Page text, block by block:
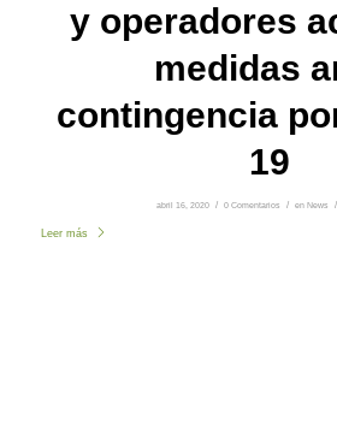
y operadores
medidas
contingencia
19
abril 16, 2020 / 0 Comentarios / enNews /
Leer más